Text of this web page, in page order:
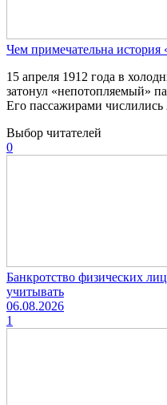
Чем примечательна история
15 апреля 1912 года в
затонул «непотопляемый»
Его пассажирами числились
Выбор читателей
0
Банкротство физических
учитывать
06.08.2026
1